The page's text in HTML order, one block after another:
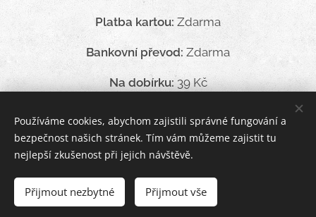
Platba kartou: Zdarma
Bankovní převod: Zdarma
Na dobírku:39 Kč
Languages
Používáme cookies, abychom zajistili správné fungování a
bezpečnost našich stránek. Tím vám můžeme zajistit tu
nejlepší zkušenost při jejich návštěvě.
Přijmout nezbytné Přijmout vše